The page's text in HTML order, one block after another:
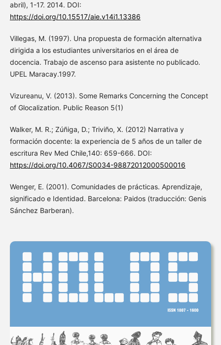
abril), 1-17. 2014. DOI:
https://doi.org/10.15517/aie.v14i1.13386
Villegas, M. (1997). Una propuesta de formación alternativa
dirigida a los estudiantes universitarios en el área de
docencia. Trabajo de ascenso para asistente no publicado.
UPEL Maracay.1997.
Vizureanu, V. (2013). Some Remarks Concerning the Concept
of Glocalization. Public Reason 5(1)
Walker, M. R.; Zúñiga, D.; Triviño, X. (2012) Narrativa y
formación docente: la experiencia de 5 años de un taller de
escritura Rev Med Chile,140: 659-666. DOI:
https://doi.org/10.4067/S0034-98872012000500016
Wenger, E. (2001). Comunidades de prácticas. Aprendizaje,
significado e Identidad. Barcelona: Paidos (traducción: Genis
Sánchez Barberan).